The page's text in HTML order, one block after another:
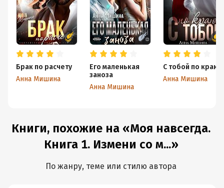
Брак по расчету
Анна Мишина
Его маленькая
заноза
Анна Мишина
С тобой по краю
Анна Мишина
Книги, похожие на «Моя навсегда.
Книга 1. Измени со м...»
По жанру, теме или стилю автора